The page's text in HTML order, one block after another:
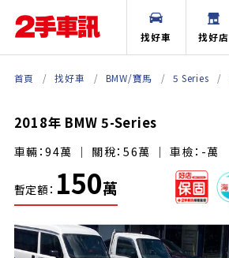
找好車 找好店
首頁 找好車 BMW/寶馬 5 Series
2018年 BMW 5-Series
車輛：94萬 ｜ 關稅：56萬 ｜ 車檢：-萬
暫定額： 150萬